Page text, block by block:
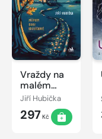
Vraždy na
malém
městě -
Dany
Králíčkové
Jiří Hubička
297Kč